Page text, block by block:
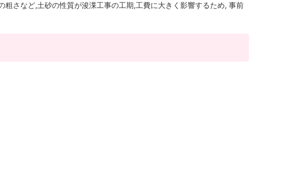
さなど,土砂の性質が浚渫工事の工期,工費に大きく影響するため, 事前